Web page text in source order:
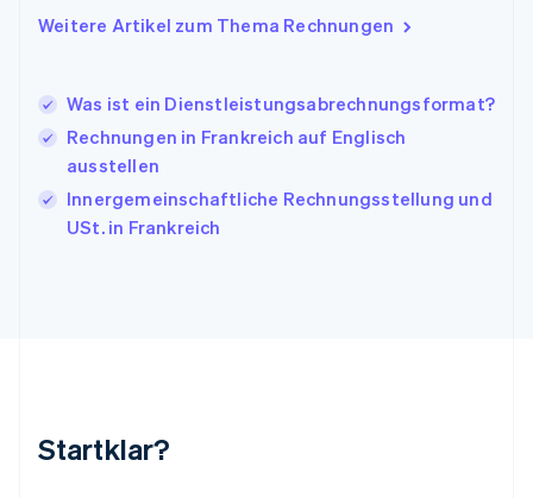
Weitere Artikel zum Thema Rechnungen
Was ist ein Dienstleistungsabrechnungsformat?
Rechnungen in Frankreich auf Englisch
ausstellen
Innergemeinschaftliche Rechnungsstellung und
USt. in Frankreich
Startklar?
Kanada
EnglishItaliano
Lettland
Liechtenstein
DeutschEnglish
Litauen
Español English